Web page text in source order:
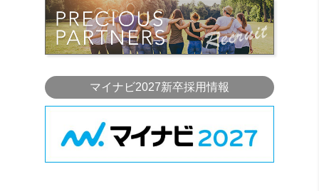
マイナビ2027新卒採用情報